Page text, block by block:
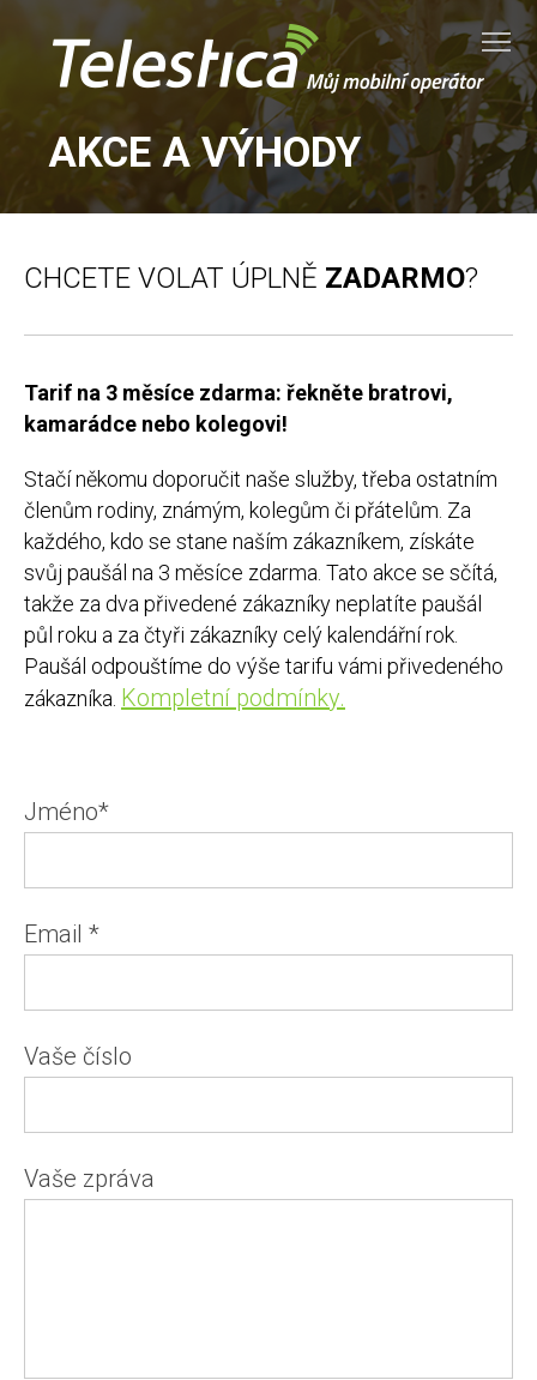
AKCE A VÝHODY
CHCETE VOLAT ÚPLNĚ ZADARMO?
Tarif na 3 měsíce zdarma: řekněte bratrovi,
kamarádce nebo kolegovi!
Stačí někomu doporučit naše služby, třeba ostatním
členům rodiny, známým, kolegům či přátelům. Za
každého, kdo se stane naším zákazníkem, získáte
svůj paušál na 3 měsíce zdarma. Tato akce se sčítá,
takže za dva přivedené zákazníky neplatíte paušál
půl roku a za čtyři zákazníky celý kalendářní rok.
Paušál odpouštíme do výše tarifu vámi přivedeného
zákazníka. Kompletní podmínky.
Jméno*
Email *
Vaše číslo
Vaše zpráva